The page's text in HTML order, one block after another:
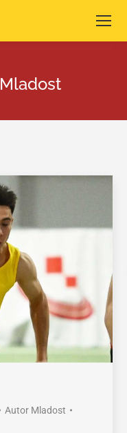
Mladost
Autor Mladost